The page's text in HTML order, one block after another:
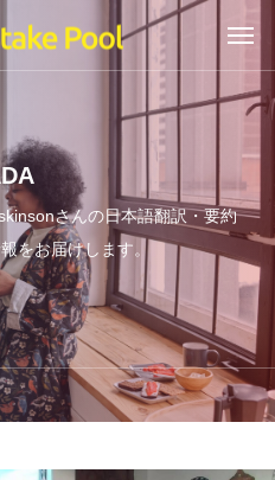
さんの日本語翻訳・要約
をお届けします。